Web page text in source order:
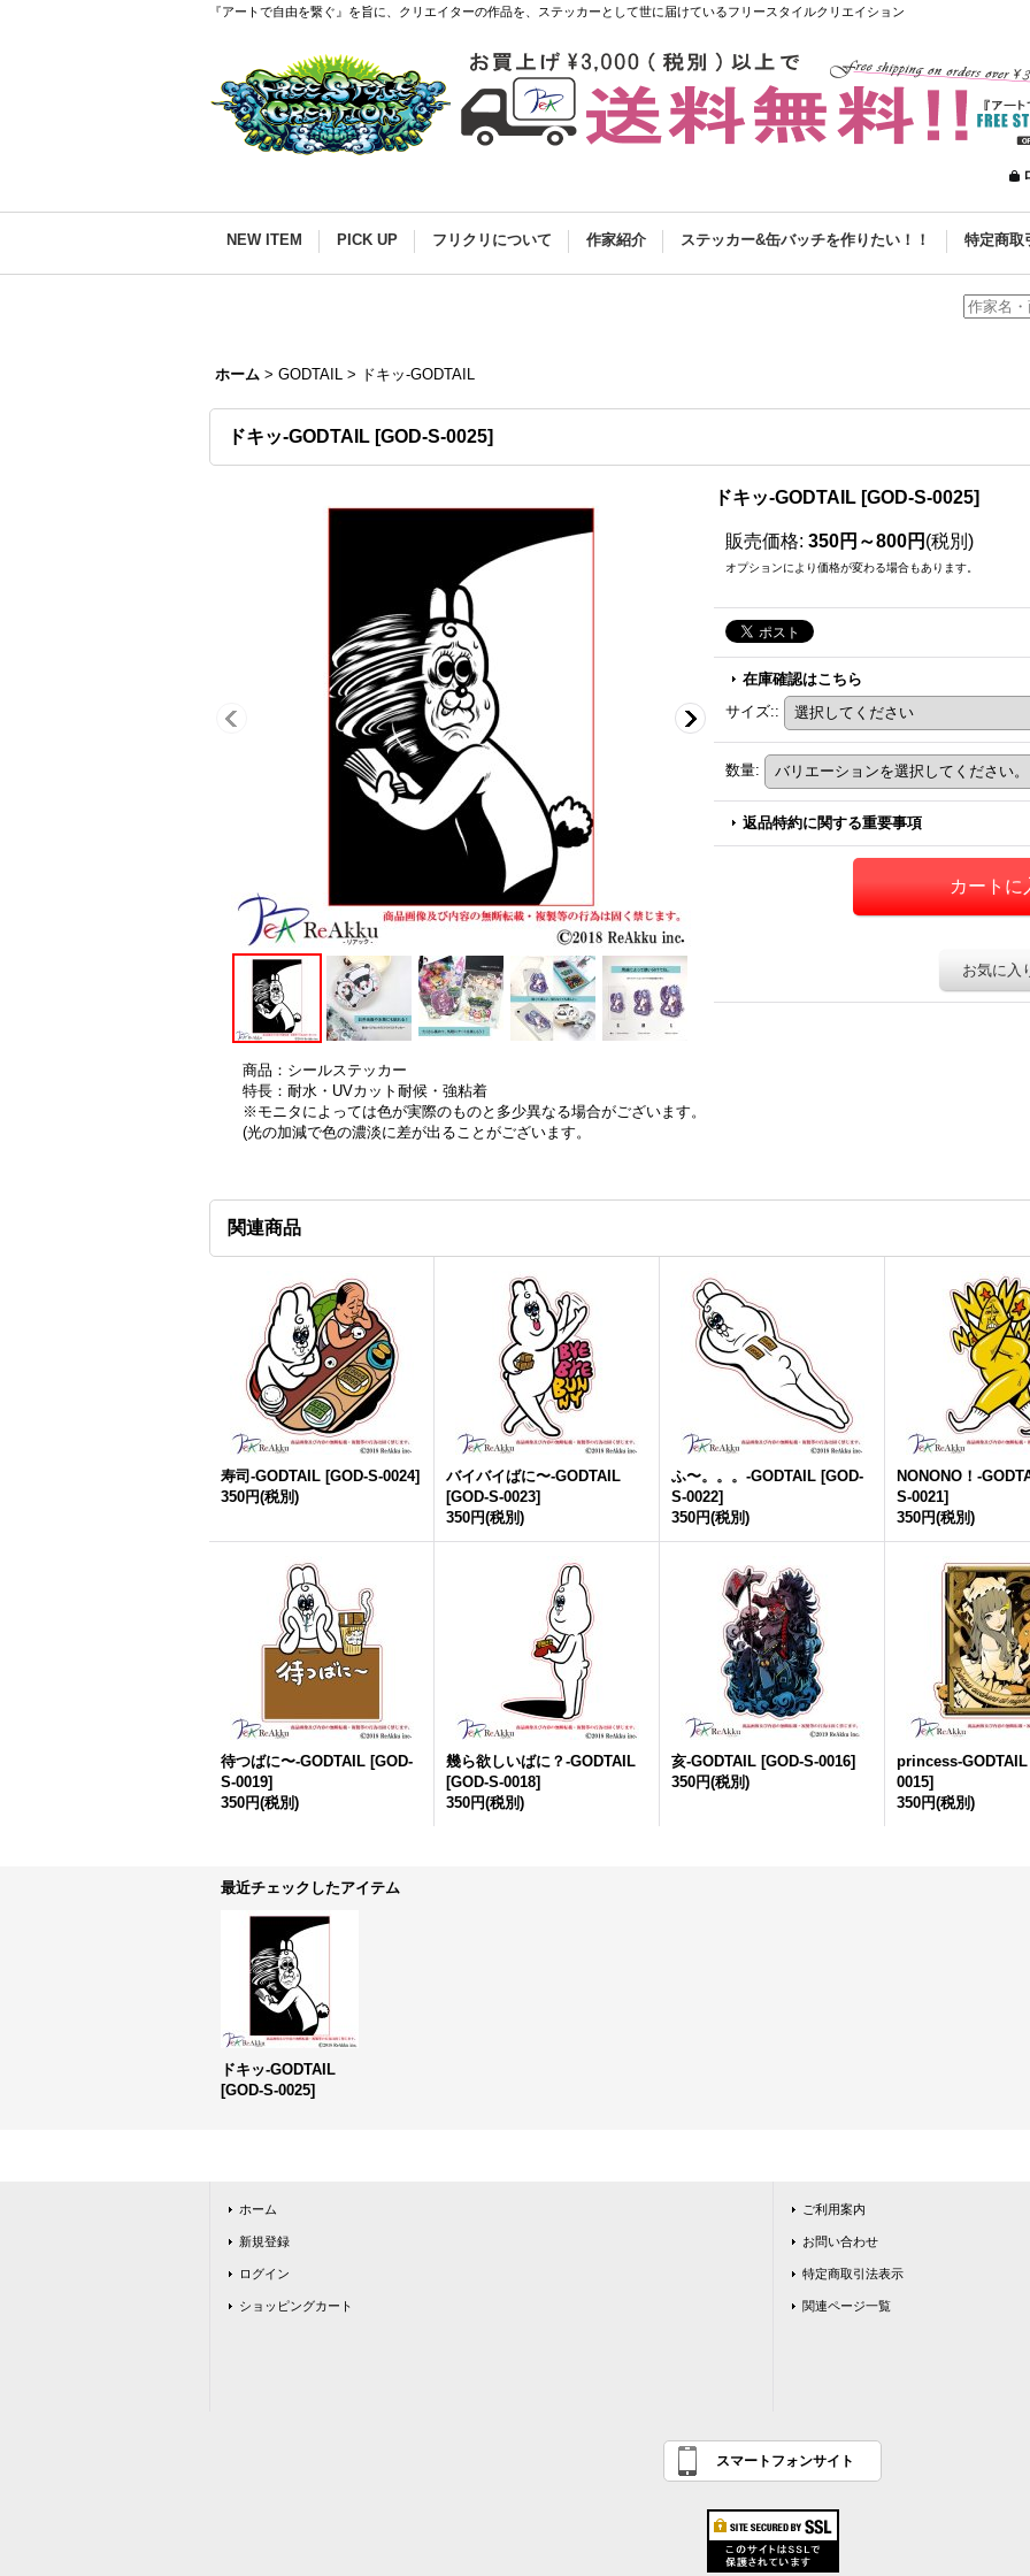
『アートで自由を繋ぐ』を旨に、クリエイターの作品を、ステッカーとして世に届けているフリースタイルクリエイション
NEW ITEM PICK UP フリクリについて 作家紹介 ステッカー&缶バッチを作りたい！！ 特定商取
ホーム > GODTAIL > ドキッ-GODTAIL
ドキッ-GODTAIL [GOD-S-0025]
ドキッ-GODTAIL [GOD-S-0025]
販売価格: 350円～800円 (税別)
オプションにより価格が変わる場合もあります。
在庫確認はこちら
サイズ::
数量:
返品特約に関する重要事項
お気に入
商品：シールステッカー
特長：耐水・UVカット耐候・強粘着
※モニタによっては色が実際のものと多少異なる場合がございます。
(光の加減で色の濃淡に差が出ることがございます。
関連商品
寿司-GODTAIL [GOD-S-0024]
350円(税別)
バイバイばに〜-GODTAIL
[GOD-S-0023]
350円(税別)
ふ〜。。。-GODTAIL [GOD-
S-0022]
350円(税別)
NONONO！-
S-0021]
350円(税別)
待つばに〜-GODTAIL [GOD-
S-0019]
350円(税別)
幾ら欲しいばに？-GODTAIL
[GOD-S-0018]
350円(税別)
亥-GODTAIL [GOD-S-0016]
350円(税別)
princess-GODTAIL
0015]
350円(税別)
最近チェックしたアイテム
ドキッ-GODTAIL
[GOD-S-0025]
ホーム
新規登録
ログイン
ショッピングカート
ご利用案内
お問い合わせ
特定商取引法表示
関連ページ一覧
スマートフォンサイト